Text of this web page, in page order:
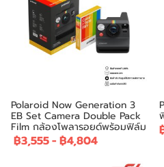
Polaroid Now Generation 3
EB Set Camera Double Pack
Film กล้องโพลารอยด์พร้อมฟิล์ม
฿3,555- ฿4,804